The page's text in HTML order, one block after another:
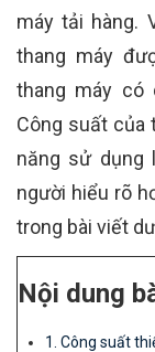
máy tải hàng.
thang máy
thang máy có
Công suất của
năng sử dụng
người hiểu rõ
trong bài viết
Nội dung
1. Công suất